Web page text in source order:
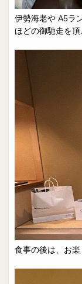
伊勢海老や A5ラ
ほどの御馳走を頂
食事の後は、お楽